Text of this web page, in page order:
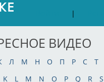
|
ВИДЕО
Л М Н О П Р С
Т
K L M N O P Q R S